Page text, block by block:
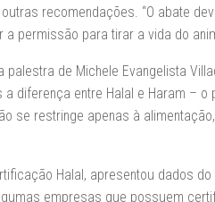
recomendações. “O abate
permissão para tirar a vida do
de Michele Evangelista
a diferença entre Halal e Haram –
se restringe apenas à
Halal, apresentou dados
empresas que possuem